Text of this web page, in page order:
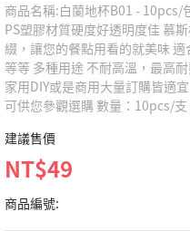
商品名稱:白蘭地杯B01 - 10pcs/
PS塑膠材質硬度好透明度佳 慕
綴，讓您的餐點用看的就美味
等等 多種用途 不耐高溫，最高
家用DIY或是商用大量訂購皆適
可供您參觀選購 數量：10pcs/
建議售價
NT$49
商品編號: